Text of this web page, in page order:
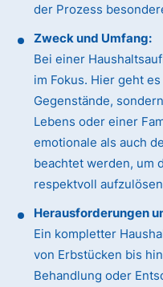
der Prozess
Zweck und Umfang:
Bei einer
im Fokus. Hier geht
Gegenstände,
Lebens oder einer
emotionale als auch
beachtet werden, um
respektvoll
Herausforderungen
Ein kompletter
von Erbstücken bis
Behandlung oder